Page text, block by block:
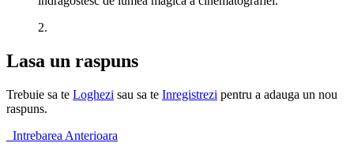
2.
Lasa un raspuns
Trebuie sa te Loghezi sau sa te Inregistrezi pentru a adauga un nou
raspuns.
Intrebarea Anterioara